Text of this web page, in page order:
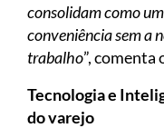
consolidam como
conveniência sem a
trabalho”, comenta
Tecnologia e
do varejo